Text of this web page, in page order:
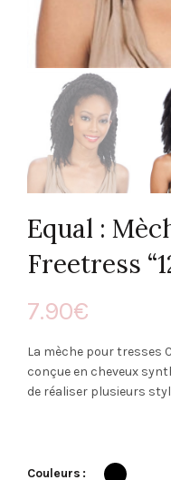
Equal :
Freetress
7.90€
La mèche pour tresses
conçue en cheveux
de réaliser plusieurs
Couleurs